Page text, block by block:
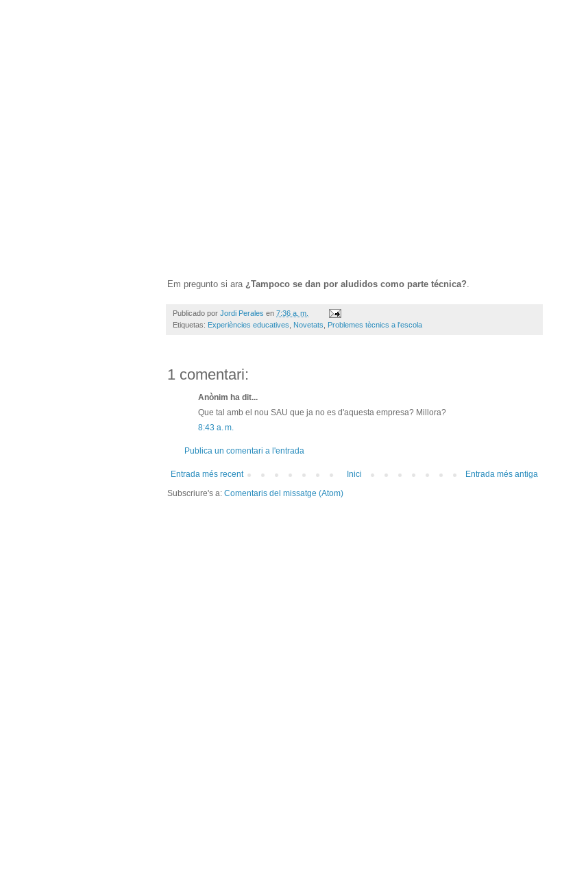
Em pregunto si ara ¿Tampoco se dan por aludidos como parte técnica?
Publicado por Jordi Perales en 7:36 a. m.
Etiquetas: Experiències educatives Novetats Problemes tècnics a l'escola
1 comentari:
Anònim ha dit...
Que tal amb el nou SAU que ja no es d'aquesta empresa? Millora?
8:43 a. m.
Publica un comentari a l'entrada
Entrada més recent Entrada més antiga
Inici
Subscriure's a: Comentaris del missatge (Atom)